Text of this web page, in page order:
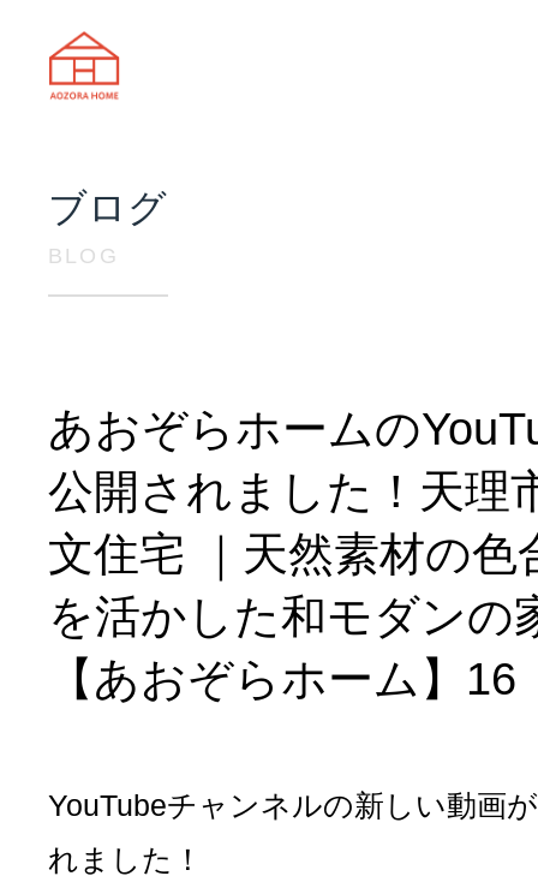
ブログ
BLOG
あおぞらホームの
公開されました！天理
文住宅 ｜天然素材の色
を活かした和モダンの
【あおぞらホーム】16
YouTubeチャンネルの新しい動画
れました！